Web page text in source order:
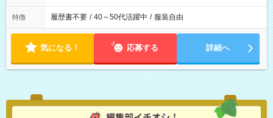
特徴 履歴書不要 / 40～50代活躍中 / 服装自由
気になる！ 応募する 詳細へ